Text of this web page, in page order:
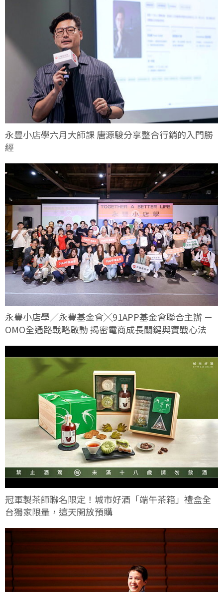
永豐小店學六月大師課 唐源駿分享整合行銷的入門勝
經
永豐小店學／永豐基金會╳91APP基金會聯合主辦 －
OMO全通路戰略啟動 揭密電商成長關鍵與實戰心法
冠軍製茶師聯名限定！城市好酒「端午茶箱」禮盒全
台獨家限量，這天開放預購